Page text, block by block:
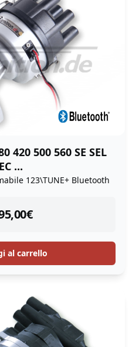
420 500 560 SE SEL
...
123\TUNE+ Bluetooth
€
al carrello